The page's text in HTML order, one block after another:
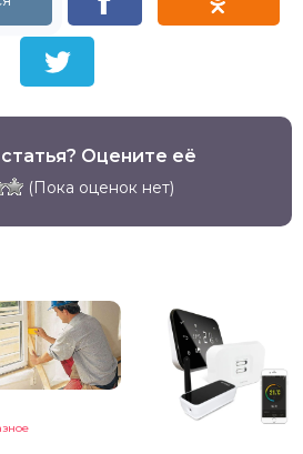
Оцените её
(Пока оценок нет)